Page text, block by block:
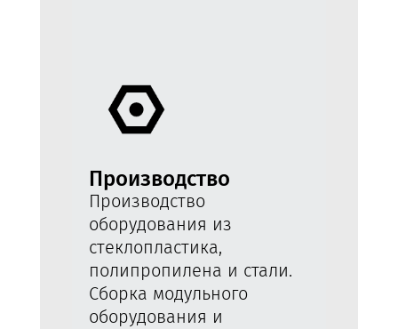
Производство
Производство
оборудования из
стеклопластика,
полипропилена и стали.
Сборка модульного
оборудования и